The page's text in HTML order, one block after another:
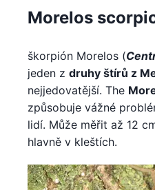
Morelos
škorpión Morelos (
jeden z druhy štírů z
nejjedovatější. The
způsobuje vážné
lidí. Může měřit až 12
hlavně v kleštích.